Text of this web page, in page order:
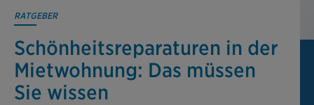
RATGEBER
Schönheitsreparaturen in der
Mietwohnung: Das müssen
Sie wissen